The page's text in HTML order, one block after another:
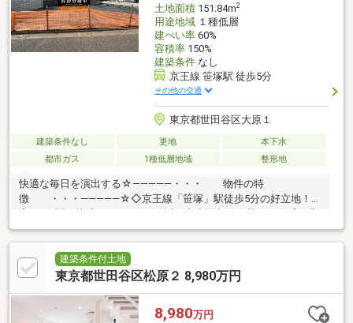
土地面積151.84m2
用途地域１種低層
建ぺい率60%
容積率150%
建築条件なし
京王線 笹塚駅 徒歩5分
その他の交通
東京都世田谷区大原１
建築条件なし 更地
本下水
都市ガス
1種低層地域 整形地
快適な毎日を演出する☆―――――・・・ 物件の特
徴 ・・・―――――☆◇京王線「笹塚」駅徒歩5分の好立地！新
沢』駅も徒歩圏内！利便性高い立地です♪◇駅前は南北両方に商
店街が広がる笹塚エリア！充実した生活環境です！◆建築条件な
しのためお好みのハウスメーカーで建築可能です！まずは、現地
をご案内させていただきます！☆―――――・・・
建築条件付土地
東京都世田谷区松原２ 8,980万円
8,980万円